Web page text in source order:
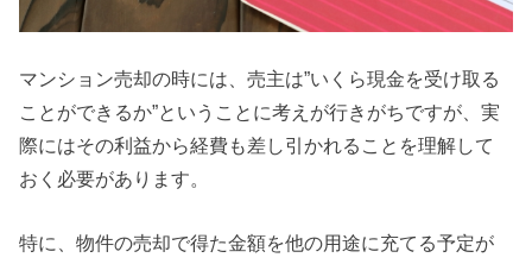
マンション売却の時には、売主は”いくら現金を受け取る
ことができるか”ということに考えが行きがちですが、実
際にはその利益から経費も差し引かれることを理解して
おく必要があります。
特に、物件の売却で得た金額を他の用途に充てる予定が